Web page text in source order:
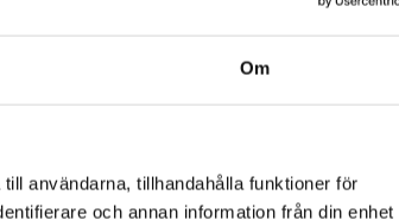
Om
användarna, tillhandahålla funktioner för
och annan information från din enhet
nya lager i Falköping. Ytan uppgår till 90
sin expertis för att serviceavtal och